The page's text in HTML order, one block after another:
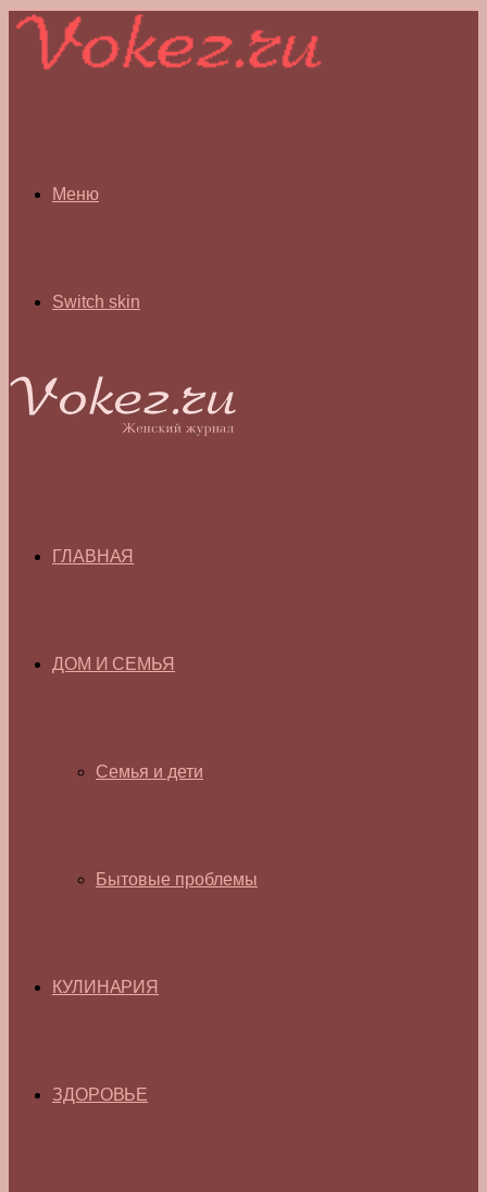
Меню
Switch skin
ГЛАВНАЯ
ДОМ И СЕМЬЯ
Семья и дети
Бытовые проблемы
КУЛИНАРИЯ
ЗДОРОВЬЕ